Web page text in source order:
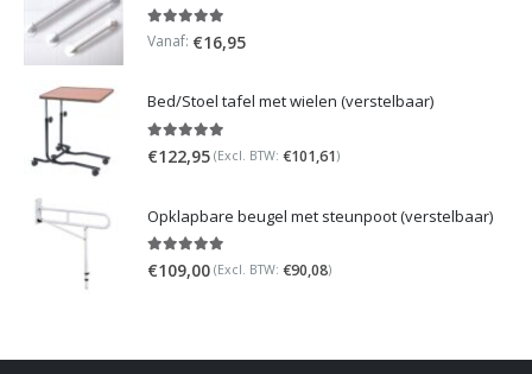
5.00out of 5
Vanaf: €16,95
Bed/Stoel tafel met wielen (verstelbaar)
5.00out of 5
€122,95 (Excl. BTW: €101,61)
Opklapbare beugel met steunpoot (verstelbaar)
5.00out of 5
€109,00 (Excl. BTW: €90,08)